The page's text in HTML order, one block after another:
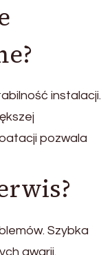
instalacji.
pozwala
Szybka
awarii.